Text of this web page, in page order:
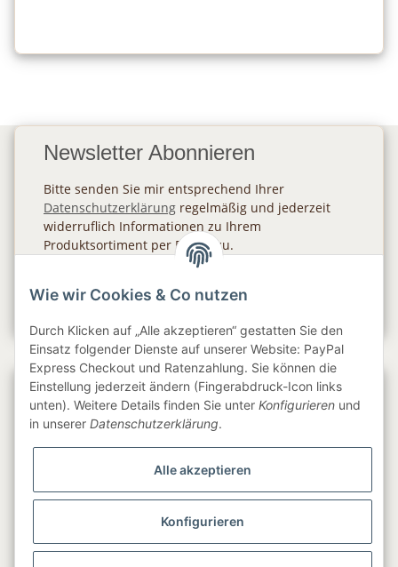
Newsletter Abonnieren
Bitte senden Sie mir entsprechend Ihrer
Datenschutzerklärung regelmäßig und jederzeit
widerruflich Informationen zu Ihrem
Produktsortiment per E-Mail zu.
Gesetzliche Informationen
Wie wir Cookies & Co nutzen
Durch Klicken auf „Alle akzeptieren“ gestatten Sie den
Einsatz folgender Dienste auf unserer Website: PayPal
Express Checkout und Ratenzahlung. Sie können die
Einstellung jederzeit ändern (Fingerabdruck-Icon links
unten). Weitere Details finden Sie unter Konfigurieren und
in unserer Datenschutzerklärung.
Alle akzeptieren
Konfigurieren